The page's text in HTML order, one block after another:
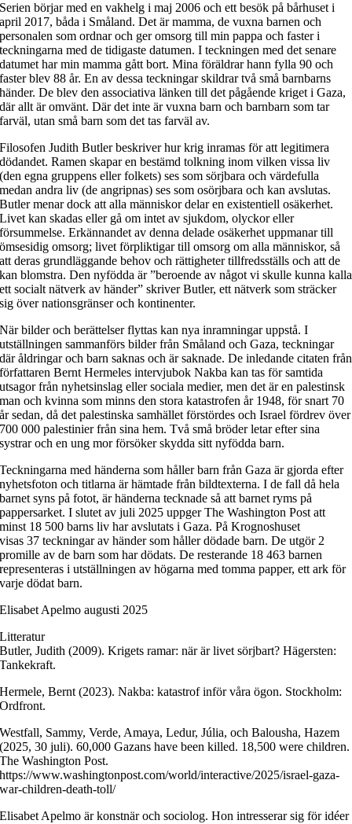
Serien börjar med en vakhelg i maj 2006 och ett besök på bårhuset i
april 2017, båda i Småland. Det är mamma, de vuxna barnen och
personalen som ordnar och ger omsorg till min pappa och faster i
teckningarna med de tidigaste datumen. I teckningen med det senare
datumet har min mamma gått bort. Mina föräldrar hann fylla 90 och
faster blev 88 år. En av dessa teckningar skildrar två små barnbarns
händer. De blev den associativa länken till det pågående kriget i Gaza,
där allt är omvänt. Där det inte är vuxna barn och barnbarn som tar
farväl, utan små barn som det tas farväl av.
Filosofen Judith Butler beskriver hur krig inramas för att legitimera
dödandet. Ramen skapar en bestämd tolkning inom vilken vissa liv
(den egna gruppens eller folkets) ses som sörjbara och värdefulla
medan andra liv (de angripnas) ses som osörjbara och kan avslutas.
Butler menar dock att alla människor delar en existentiell osäkerhet.
Livet kan skadas eller gå om intet av sjukdom, olyckor eller
försummelse. Erkännandet av denna delade osäkerhet uppmanar till
ömsesidig omsorg; livet förpliktigar till omsorg om alla människor, så
att deras grundläggande behov och rättigheter tillfredsställs och att de
kan blomstra. Den nyfödda är ”beroende av något vi skulle kunna kalla
ett socialt nätverk av händer” skriver Butler, ett nätverk som sträcker
sig över nationsgränser och kontinenter.
När bilder och berättelser flyttas kan nya inramningar uppstå. I
utställningen sammanförs bilder från Småland och Gaza, teckningar
där åldringar och barn saknas och är saknade. De inledande citaten från
författaren Bernt Hermeles intervjubok Nakba kan tas för samtida
utsagor från nyhetsinslag eller sociala medier, men det är en palestinsk
man och kvinna som minns den stora katastrofen år 1948, för snart 70
år sedan, då det palestinska samhället förstördes och Israel fördrev över
700 000 palestinier från sina hem. Två små bröder letar efter sina
systrar och en ung mor försöker skydda sitt nyfödda barn.
Teckningarna med händerna som håller barn från Gaza är gjorda efter
nyhetsfoton och titlarna är hämtade från bildtexterna. I de fall då hela
barnet syns på fotot, är händerna tecknade så att barnet ryms på
pappersarket. I slutet av juli 2025 uppger The Washington Post att
minst 18 500 barns liv har avslutats i Gaza. På Krognoshuset
visas 37 teckningar av händer som håller dödade barn. De utgör 2
promille av de barn som har dödats. De resterande 18 463 barnen
representeras i utställningen av högarna med tomma papper, ett ark för
varje dödat barn.
Elisabet Apelmo augusti 2025
Litteratur
Butler, Judith (2009). Krigets ramar: när är livet sörjbart? Hägersten:
Tankekraft.
Hermele, Bernt (2023). Nakba: katastrof inför våra ögon. Stockholm:
Ordfront.
Westfall, Sammy, Verde, Amaya, Ledur, Júlia, och Balousha, Hazem
(2025, 30 juli). 60,000 Gazans have been killed. 18,500 were children.
The Washington Post.
https://www.washingtonpost.com/world/interactive/2025/israel-gaza-
war-children-death-toll/
Elisabet Apelmo är konstnär och sociolog. Hon intresserar sig för idéer